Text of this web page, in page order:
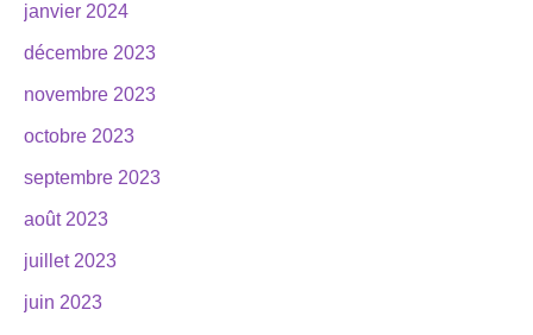
janvier 2024
décembre 2023
novembre 2023
octobre 2023
septembre 2023
août 2023
juillet 2023
juin 2023